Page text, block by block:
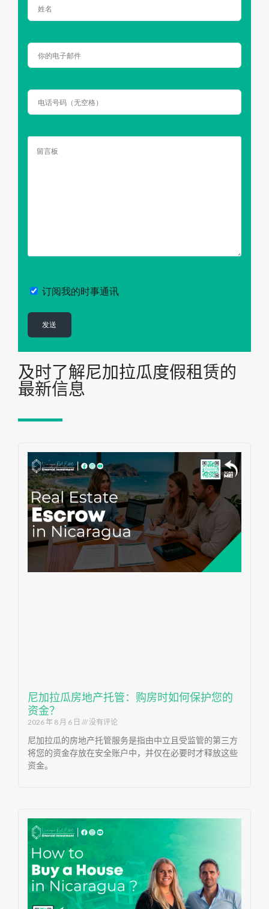
订阅我的时事通讯
及时了解尼加拉瓜度假租赁的
最新信息
尼加拉瓜房地产托管：购房时如何保护您的
资金？
2026 年 8 月 6 日 没有评论
尼加拉瓜的房地产托管服务是指由中立且受监管的第三方
将您的资金存放在安全账户中，并仅在必要时才释放这些
资金。